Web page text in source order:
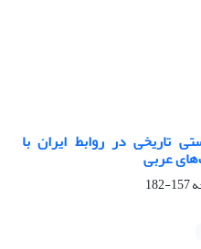
تاریخی در روابط ایران با
عربی
157-182